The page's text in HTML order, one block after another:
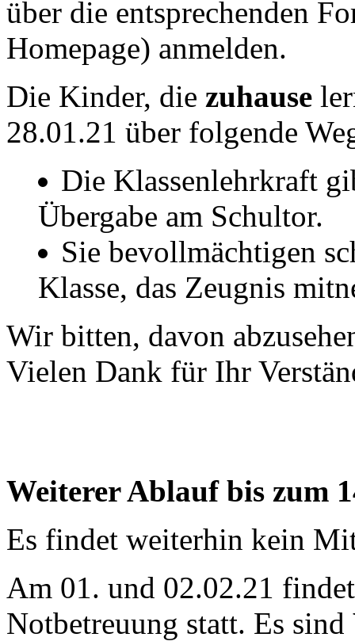
über die entsprechenden
Homepage) anmelden.
Die Kinder, die zuhause
28.01.21 über folgende
Die Klassenlehrkraft
Übergabe am Schultor.
Sie bevollmächtigen
Klasse, das Zeugnis
Wir bitten, davon
Vielen Dank für Ihr
Weiterer Ablauf bis zum
Es findet weiterhin kein
Am 01. und 02.02.21
Notbetreuung statt. Es sind